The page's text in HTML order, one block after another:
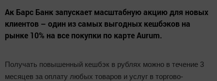
Ак Барс Банк запускает масштабную акцию для новых
клиентов – один из самых выгодных кешбэков на
рынке 10% на все покупки по карте Aurum.
Получать повышенный кешбэк в рублях можно в течение 3
месяцев за оплату любых товаров и услуг в торгово-